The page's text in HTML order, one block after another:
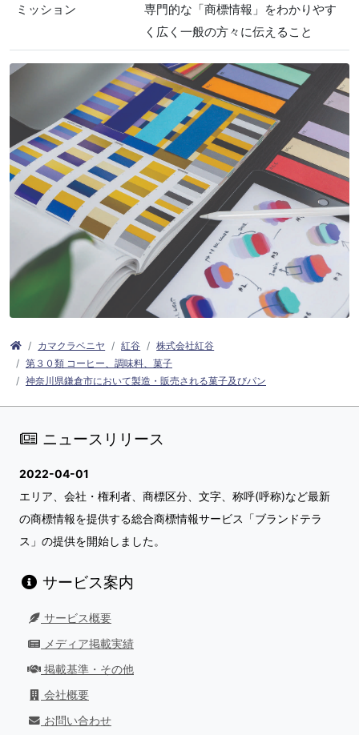
ミッション
専門的な「商標情報」をわかりやす
く広く一般の方々に伝えること
カマクラベニヤ 紅谷
株式会社紅谷
第３０類 コーヒー、調味料、菓子
神奈川県鎌倉市において製造・販売される菓子及びパン
ニュースリリース
2022-04-01
エリア、会社・権利者、商標区分、文字、称呼(呼称)など最新
の商標情報を提供する総合商標情報サービス「ブランドテラ
ス」の提供を開始しました。
サービス案内
サービス概要
メディア掲載実績
掲載基準・その他
会社概要
お問い合わせ